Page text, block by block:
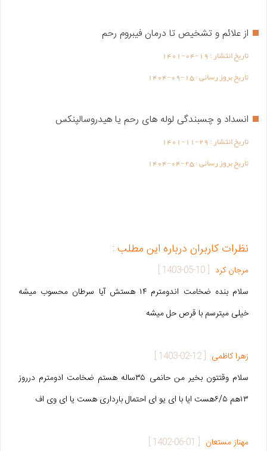
از علائم و تشخیص تا درمان فیبروم رحم
تاریخ انتشار :1401-04-19
تاریخ بروز رسانی :1404-09-15
انسداد و چسبندگی لوله های رحم یا هیدروسالپنکس
تاریخ انتشار :1401-11-29
تاریخ بروز رسانی :1404-04-25
نظرات کاربران درباره این مطلب :
مرجان کرد [
1403-05-10
]
سلام بنده ضخامت اندومترم ۱۴ هستش آیا سرطان محسوب میشه
خیلی میترسم با قرص حل میشه
زهرا کاظمی [
1403-02-12
]
سلام وقتتون بخیر من حانمی ۳۵ساله هستم ضخامت ادومترم درروز
۱۳هم ۶/۵هست ایا با ای یو ای احتمال بارداری هست یا ای وی اف
مهناز مستعان [
1402-06-01
]